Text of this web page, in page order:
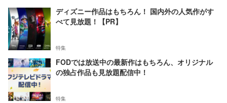
ディズニー作品はもちろん！ 国内外の人気作がす
べて見放題！【PR】
特集
FODでは放送中の最新作はもちろん、オリジナル
の独占作品も見放題配信中！
特集